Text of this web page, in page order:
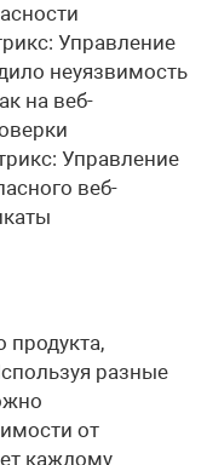
Управление
неуязвимость
на веб-
Управление
веб-
продукта,
разные
от
каждому